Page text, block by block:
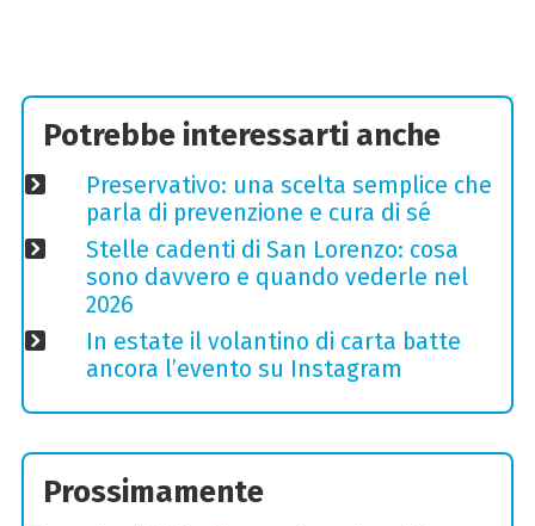
Potrebbe interessarti anche
Preservativo: una scelta semplice che
parla di prevenzione e cura di sé
Stelle cadenti di San Lorenzo: cosa
sono davvero e quando vederle nel
2026
In estate il volantino di carta batte
ancora l’evento su Instagram
Prossimamente